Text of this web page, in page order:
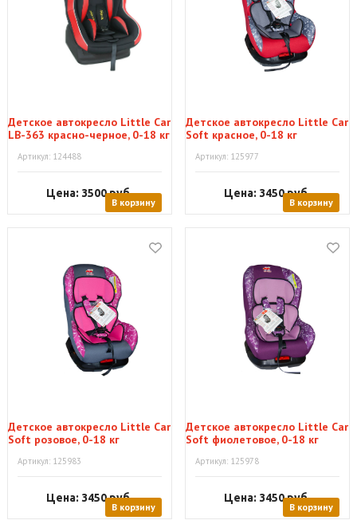
Детское автокресло Little Car
LB-363 красно-черное, 0-18 кг
Артикул: 124488
Цена: 3500руб.
В корзину
Детское автокресло Little Car
Soft красное, 0-18 кг
Артикул: 125977
Цена: 3450руб.
В корзину
Детское автокресло Little Car
Soft розовое, 0-18 кг
Артикул: 125983
Цена: 3450руб.
В корзину
Детское автокресло Little Car
Soft фиолетовое, 0-18 кг
Артикул: 125978
Цена: 3450руб.
В корзину